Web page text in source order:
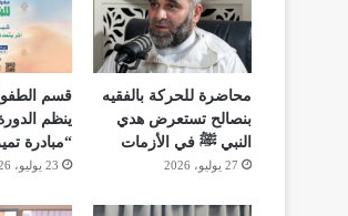
محاضرة للحركة بالفقيه
بنصالح تستعرض هدي
النبي ﷺ في الأزمات
27 يوليو، 2026
قسم
ينظم
“مبادرة
23 يوليو، 2026